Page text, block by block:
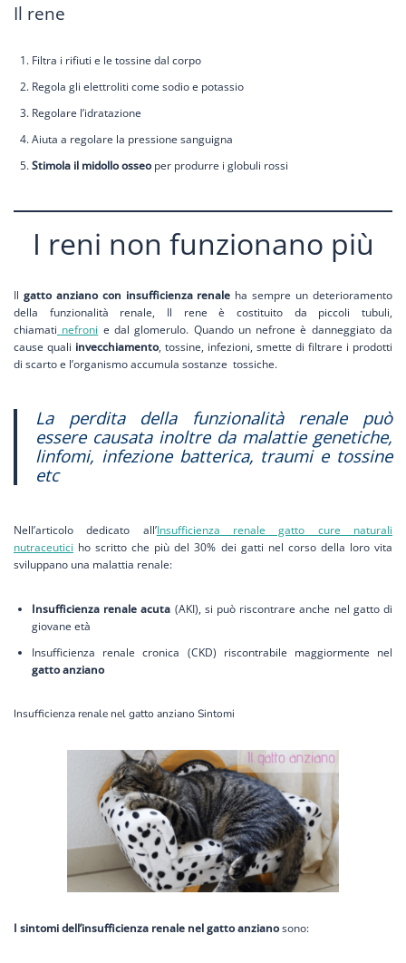
Il rene
Filtra i rifiuti e le tossine dal corpo
Regola gli elettroliti come sodio e potassio
Regolare l’idratazione
Aiuta a regolare la pressione sanguigna
Stimola il midollo osseo per produrre i globuli rossi
I reni non funzionano più
Il gatto anziano con insufficienza renale ha sempre un deterioramento
della funzionalità renale, Il rene è costituito da piccoli tubuli,
chiamati nefroni e dal glomerulo. Quando un nefrone è danneggiato da
cause quali invecchiamento, tossine, infezioni, smette di filtrare i prodotti
di scarto e l’organismo accumula sostanze tossiche.
La perdita della funzionalità renale può
essere causata inoltre da malattie genetiche,
linfomi, infezione batterica, traumi e tossine
etc
Nell’articolo dedicato all’Insufficienza renale gatto cure naturali
nutraceutici ho scritto che più del 30% dei gatti nel corso della loro vita
sviluppano una malattia renale:
Insufficienza renale acuta (AKI), si può riscontrare anche nel gatto di
giovane età
Insufficienza renale cronica (CKD) riscontrabile maggiormente nel
gatto anziano
Insufficienza renale nel gatto anziano Sintomi
I sintomi dell’insufficienza renale nel gatto anzianosono: